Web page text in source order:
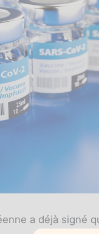
a déjà signé